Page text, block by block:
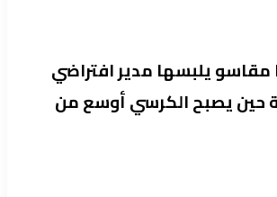
مقاسو يلبسها ​مدير افتراضي
حين يصبح الكرسي أوسع من